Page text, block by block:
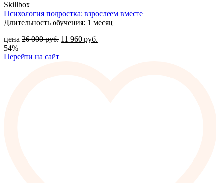
Skillbox
Психология подростка: взрослеем вместе
Длительность обучения: 1 месяц
цена 26 000руб. 11 960 руб.
54%
Перейти на сайт